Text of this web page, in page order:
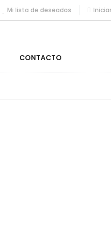
Mi lista de deseados
CONTACTO